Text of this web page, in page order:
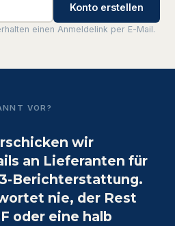
Konto erstellen
einen Anmeldelink per E-Mail.
VOR?
wir
an Lieferanten für
Berichterstattung.
nie, der Rest
oder eine halb